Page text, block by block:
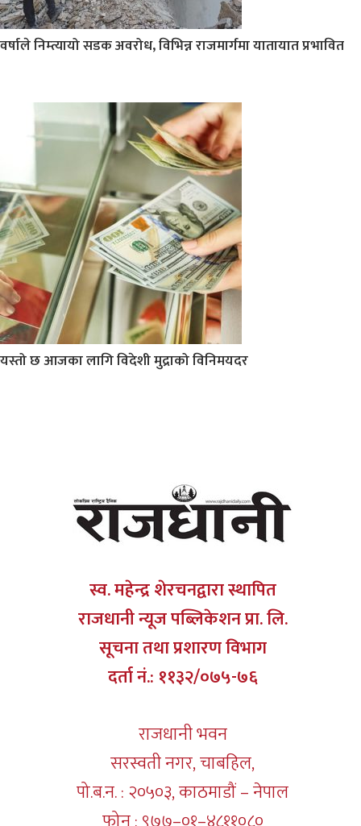
वर्षाले निम्त्यायो सडक अवरोध, विभिन्न राजमार्गमा यातायात प्रभावित
यस्तो छ आजका लागि विदेशी मुद्राको विनिमयदर
स्व. महेन्द्र शेरचनद्वारा स्थापित
राजधानी न्यूज पब्लिकेशन प्रा. लि.
सूचना तथा प्रशारण विभाग
दर्ता नं.: ११३२/०७५-७६
राजधानी भवन
सरस्वती नगर, चाबहिल,
पो.ब.न. : २०५०३, काठमाडौं – नेपाल